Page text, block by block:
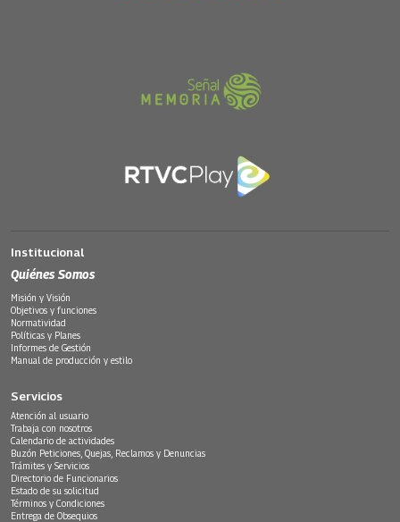
Institucional
Quiénes Somos
Misión y Visión
Objetivos y funciones
Normatividad
Políticas y Planes
Informes de Gestión
Manual de producción y estilo
Servicios
Atención al usuario
Trabaja con nosotros
Calendario de actividades
Buzón Peticiones, Quejas, Reclamos y Denuncias
Trámites y Servicios
Directorio de Funcionarios
Estado de su solicitud
Términos y Condiciones
Entrega de Obsequios